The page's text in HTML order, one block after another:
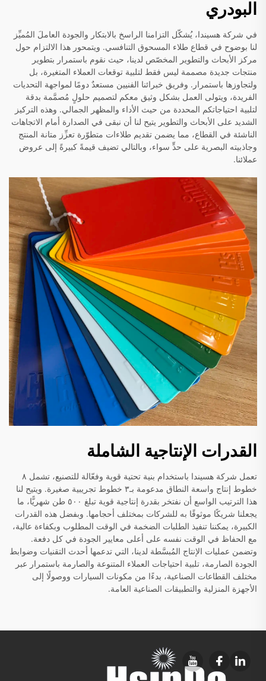
البودري
في شركة هسيندا، يُشكّل التزامنا الراسخ بالابتكار والجودة العاملَ المُميِّز
لنا بوضوح في قطاع طلاء المسحوق التنافسي. ويتمحور هذا الالتزام حول
مركز الأبحاث والتطوير المخصّص لدينا، حيث نقوم باستمرار بتطوير
منتجات جديدة مصممة ليس فقط لتلبية توقعات العملاء المتغيرة، بل
ولتجاوزها باستمرار. وفريق خبرائنا الفنيين مستعدٌ دومًا لمواجهة التحديات
الفريدة، ويتولى العمل بشكل وثيق معكم لتصميم حلولٍ مُصمَّمة بدقة
لتلبية احتياجاتكم المحددة من حيث الأداء والمظهر الجمالي. وهذه التركيز
الشديد على الأبحاث والتطوير يتيح لنا أن نبقى في الصدارة أمام الاتجاهات
الناشئة في القطاع، مما يضمن تقديم طلاءات متطوّرة تعزِّز متانة المنتج
وجاذبيته البصرية على حدٍّ سواء، وبالتالي تضيف قيمةً كبيرةً إلى عروض
عملائنا.
القدرات الإنتاجية الشاملة
تعمل شركة هسيندا باستخدام بنية تحتية قوية وفعّالة للتصنيع، تشمل ٨
خطوط إنتاج واسعة النطاق مدعومة بـ٣ خطوط تجريبية صغيرة. ويتيح لنا
هذا الترتيب الواسع أن نفتخر بقدرة إنتاجية قوية تبلغ ٥٠٠ طن شهريًّا، ما
يجعلنا شريكًا موثوقًا به للشركات بمختلف أحجامها. وبفضل هذه القدرات
الكبيرة، يمكننا تنفيذ الطلبات الضخمة في الوقت المطلوب وبكفاءة عالية،
مع الحفاظ في الوقت نفسه على أعلى معايير الجودة في كل دفعة.
وتضمن عمليات الإنتاج المُبسَّطة لدينا، التي تدعمها أحدث التقنيات وضوابط
الجودة الصارمة، تلبية احتياجات العملاء المتنوعة والصارمة باستمرار عبر
مختلف القطاعات الصناعية، بدءًا من مكونات السيارات ووصولًا إلى
الأجهزة المنزلية والتطبيقات الصناعية العامة.